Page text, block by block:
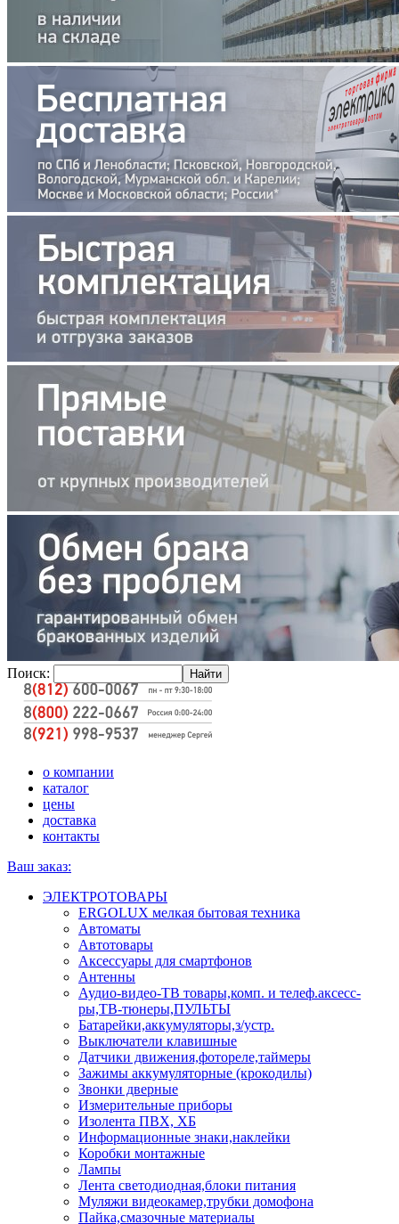
Поиск:
о компании
каталог
цены
доставка
контакты
Ваш заказ:
ЭЛЕКТРОТОВАРЫ
ERGOLUX мелкая бытовая техника
Автоматы
Автотовары
Аксессуары для смартфонов
Антенны
Аудио-видео-ТВ товары,комп. и телеф.аксесс-
ры,ТВ-тюнеры,ПУЛЬТЫ
Батарейки,аккумуляторы,з/устр.
Выключатели клавишные
Датчики движения,фотореле,таймеры
Зажимы аккумуляторные (крокодилы)
Звонки дверные
Измерительные приборы
Изолента ПВХ, ХБ
Информационные знаки,наклейки
Коробки монтажные
Лампы
Лента светодиодная,блоки питания
Муляжи видеокамер,трубки домофона
Пайка,смазочные материалы